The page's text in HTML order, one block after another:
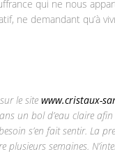
qui ne nous
ne demandant qu’à
le site www.cristaux-
un bol d’eau claire
s’en fait sentir. La
plusieurs semaines.